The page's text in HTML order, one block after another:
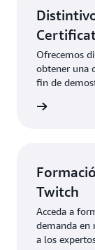
Ofrecemos
obtener una
fin de
Twitch
Acceda a
demanda en
a los